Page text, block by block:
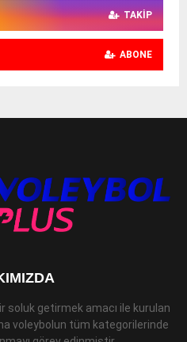
TAKIP
ABONE
soluk getirmek amacı ile kurulan
voleybolun tüm kategorilerinde